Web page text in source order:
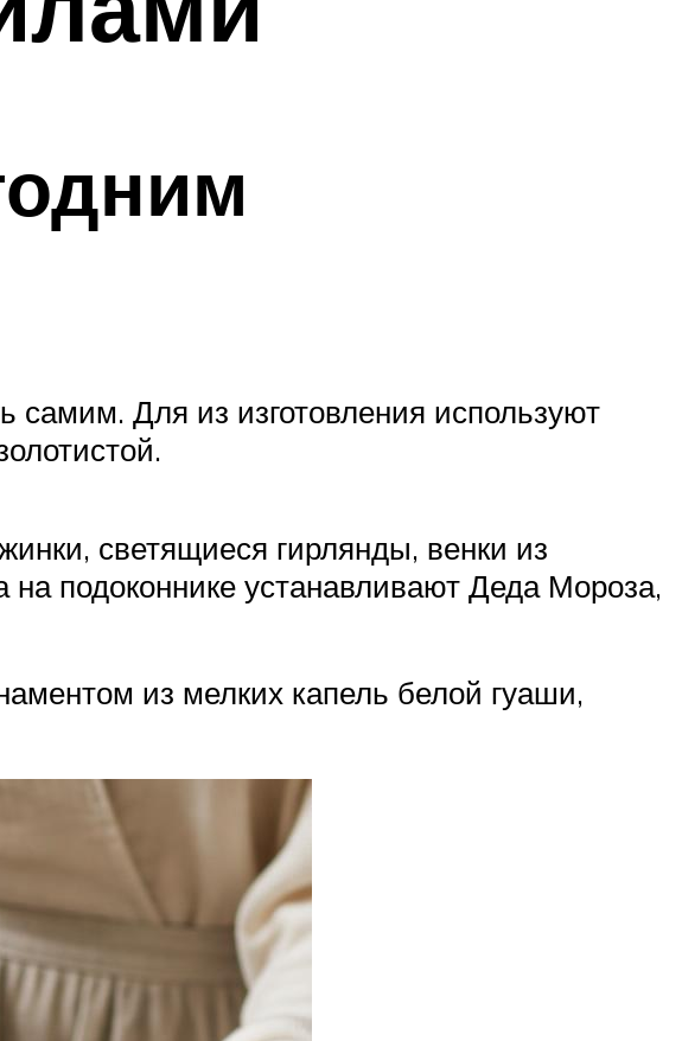
Для из изготовления используют
светящиеся гирлянды, венки из
подоконнике устанавливают Деда Мороза,
из мелких капель белой гуаши,